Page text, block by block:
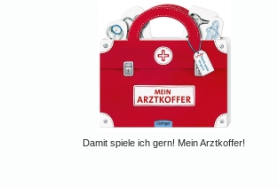
Damit spiele ich gern! Mein Arztkoffer!